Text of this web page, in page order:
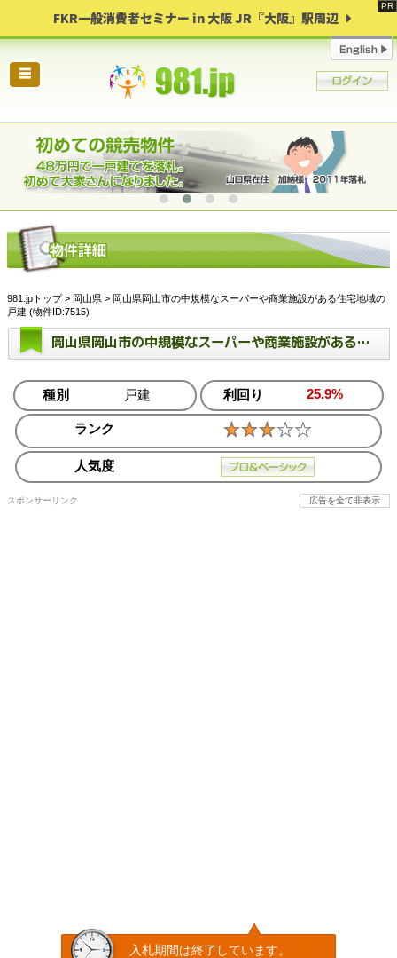
FKR一般消費者セミナー in 大阪 JR『大阪』駅周辺
☰
981.jpトップ> 岡山県 > 岡山県岡山市の中規模なスーパーや商業施設がある住宅地域の
戸建 (物件ID:7515)
岡山県岡山市の中規模なスーパーや商業施設がある住宅地域の戸建
種別 戸建 利回り 25.9%
ランク
人気度
スポンサーリンク 広告を全て非表示
入札期間は終了しています。